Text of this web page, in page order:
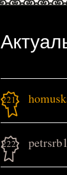
221.
222. petrsrb1